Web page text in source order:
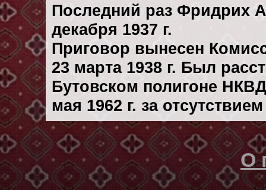
Последний раз Фридрих
декaбря 1937 г.
Приговор вынесен
23 марта 1938 г. Был
Бутовском полигоне
мая 1962 г. за
О